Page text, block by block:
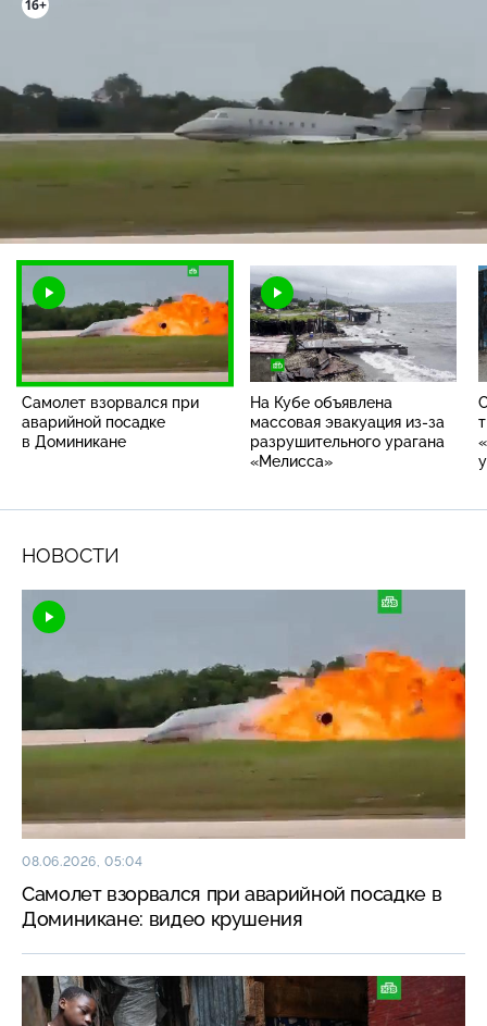
Самолет взорвался при
аварийной посадке
в Доминикане
На Кубе объявлена
массовая эвакуация из-за
разрушительного урагана
«Мелисса»
НОВОСТИ
08.06.2026, 05:04
Самолет взорвался при аварийной посадке в
Доминикане: видео крушения